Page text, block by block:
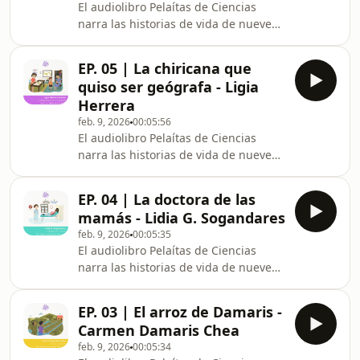
las niñas—, invitándolas a soñar e
imaginarse como futuras
científicas.Esta producción sonora ha
sido apoyada por el Centro Cultural
de España e
El audiolibro Pelaítas de Ciencias
narra las historias de vida de nueve
logros, el libro busca crear referentes
femeninos en la ciencia para el
público infantil —especialmente para
las niñas—, invitándolas a soñar e
imaginarse como futuras
científicas.Esta producción sonora ha
sido apoyada por el Centro Cultural
de España e
EP. 05 | La chiricana que
quiso ser geógrafa - Ligia
Herrera
feb. 9, 202600:05:56
El audiolibro Pelaítas de Ciencias
narra las historias de vida de nueve
logros, el libro busca crear referentes
femeninos en la ciencia para el
público infantil —especialmente para
las niñas—, invitándolas a soñar e
imaginarse como futuras
científicas.Esta producción sonora ha
sido apoyada por el Centro Cultural
de España e
EP. 04 | La doctora de las
mamás - Lidia G. Sogandares
feb. 9, 202600:05:35
El audiolibro Pelaítas de Ciencias
narra las historias de vida de nueve
logros, el libro busca crear referentes
femeninos en la ciencia para el
público infantil —especialmente para
EP. 03 | El arroz de Damaris -
Carmen Damaris Chea
feb. 9, 202600:05:34